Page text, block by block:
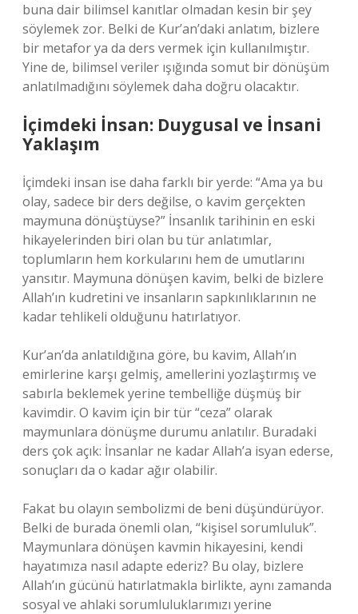
buna dair bilimsel kanıtlar olmadan kesin bir şey
söylemek zor. Belki de Kur’an’daki anlatım, bizlere
bir metafor ya da ders vermek için kullanılmıştır.
Yine de, bilimsel veriler ışığında somut bir dönüşüm
anlatılmadığını söylemek daha doğru olacaktır.
İçimdeki İnsan: Duygusal ve İnsani
Yaklaşım
İçimdeki insan ise daha farklı bir yerde: “Ama ya bu
olay, sadece bir ders değilse, o kavim gerçekten
maymuna dönüştüyse?” İnsanlık tarihinin en eski
hikayelerinden biri olan bu tür anlatımlar,
toplumların hem korkularını hem de umutlarını
yansıtır. Maymuna dönüşen kavim, belki de bizlere
Allah’ın kudretini ve insanların sapkınlıklarının ne
kadar tehlikeli olduğunu hatırlatıyor.
Kur’an’da anlatıldığına göre, bu kavim, Allah’ın
emirlerine karşı gelmiş, amellerini yozlaştırmış ve
sabırla beklemek yerine tembelliğe düşmüş bir
kavimdir. O kavim için bir tür “ceza” olarak
maymunlara dönüşme durumu anlatılır. Buradaki
ders çok açık: İnsanlar ne kadar Allah’a isyan ederse,
sonuçları da o kadar ağır olabilir.
Fakat bu olayın sembolizmi de beni düşündürüyor.
Belki de burada önemli olan, “kişisel sorumluluk”.
Maymunlara dönüşen kavmin hikayesini, kendi
hayatımıza nasıl adapte ederiz? Bu olay, bizlere
Allah’ın gücünü hatırlatmakla birlikte, aynı zamanda
sosyal ve ahlaki sorumluluklarımızı yerine